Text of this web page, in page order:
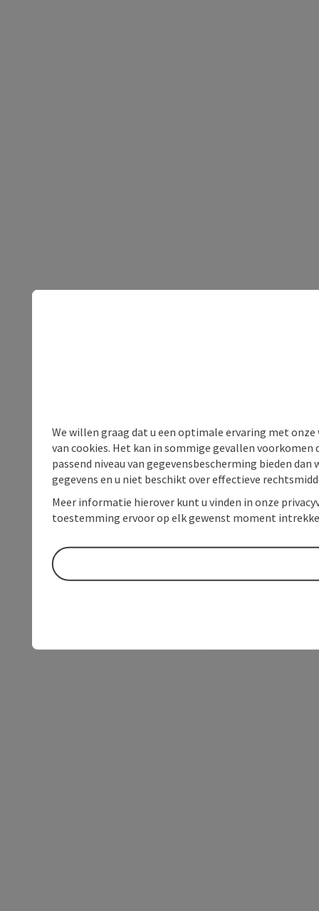
We willen graag dat u een optimale ervaring met
van cookies. Het kan in sommige gevallen voorkomen
passend niveau van gegevensbescherming bieden
gegevens en u niet beschikt over effectieve
Meer informatie hierover kunt u vinden in onze
toestemming ervoor op elk gewenst moment